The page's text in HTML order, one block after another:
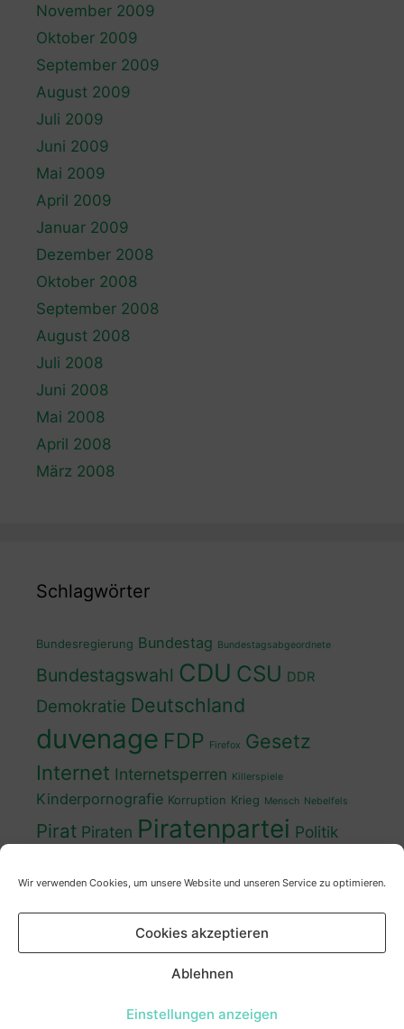
Wir verwenden Cookies, um unsere Website und unseren Service zu optimieren.
Cookies akzeptieren
Ablehnen
Einstellungen anzeigen
November 2009
Oktober 2009
September 2009
August 2009
Juli 2009
Juni 2009
Mai 2009
April 2009
Januar 2009
Dezember 2008
Oktober 2008
September 2008
August 2008
Juli 2008
Juni 2008
Mai 2008
April 2008
März 2008
Schlagwörter
Bundesregierung Bundestag Bundestagsabgeordnete
Bundestagswahl CDU CSU DDR
Demokratie Deutschland
duvenage FDP Firefox Gesetz
Internet Internetsperren Killerspiele
Kinderpornografie Korruption Krieg Mensch Nebelfels
Pirat Piraten Piratenpartei Politik
Wahl
Wahlkampf Wahlprogramm Wähler
Zensur Zensursula Überwachung